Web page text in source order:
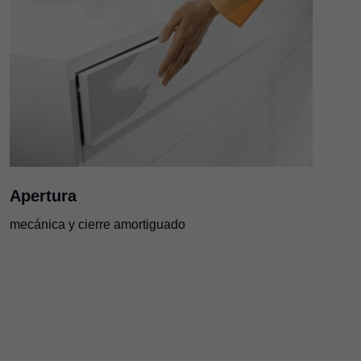
Apertura
mecánica y cierre amortiguado